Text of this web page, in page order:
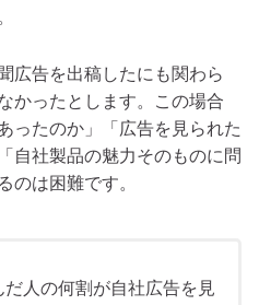
広告を出稿したにも関わら
かったとします。この場合
ったのか」「広告を見られた
自社製品の魅力そのものに問
のは困難です。
だ人の何割が自社広告を見